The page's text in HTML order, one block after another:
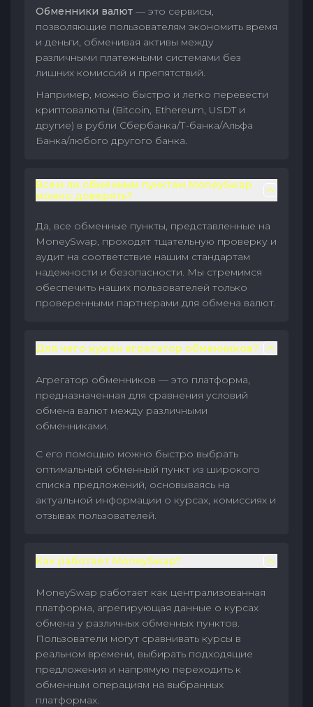
Обменники валют — это сервисы,
позволяющие пользователям экономить время
и деньги, обменивая активы между
различными платежными системами без
лишних комиссий и препятствий.
Например, можно быстро и легко перевести
криптовалюты (Bitcoin, Ethereum, USDT и
другие) в рубли Сбербанка/Т-банка/Альфа
Банка/любого другого банка.
Всем ли обменным пунктам MoneySwap
можно доверять?
Да, все обменные пункты, представленные на
MoneySwap, проходят тщательную проверку и
аудит на соответствие нашим стандартам
надежности и безопасности. Мы стремимся
обеспечить наших пользователей только
проверенными партнерами для обмена валют.
Для чего нужен агрегатор обменников?
Агрегатор обменников — это платформа,
предназначенная для сравнения условий
обмена валют между различными
обменниками.
С его помощью можно быстро выбрать
оптимальный обменный пункт из широкого
списка предложений, основываясь на
актуальной информации о курсах, комиссиях и
отзывах пользователей.
Как работает MoneySwap?
MoneySwap работает как централизованная
платформа, агрегирующая данные о курсах
обмена у различных обменных пунктов.
Пользователи могут сравнивать курсы в
реальном времени, выбирать подходящие
предложения и напрямую переходить к
обменным операциям на выбранных
платформах.